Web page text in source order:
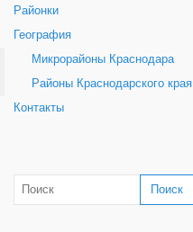
Районки
География
Микрорайоны Краснодара
Районы Краснодарского края
Контакты